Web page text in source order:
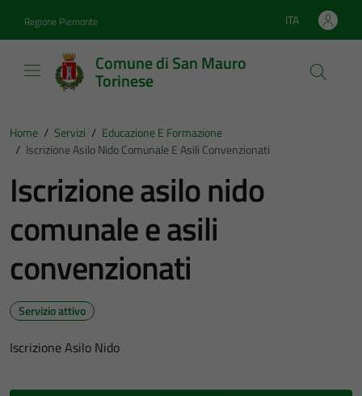
Regione Piemonte Lingua attiva:
ITA
Comune di San Mauro
Torinese
Home / Servizi / Educazione E Formazione
/ Iscrizione Asilo Nido Comunale E Asili Convenzionati
Iscrizione asilo nido
comunale e asili
convenzionati
Servizio attivo
Iscrizione Asilo Nido